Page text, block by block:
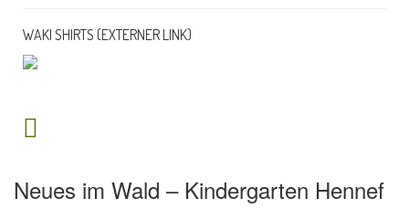
WAKI SHIRTS (EXTERNER LINK)
Neues im Wald – Kindergarten Hennef